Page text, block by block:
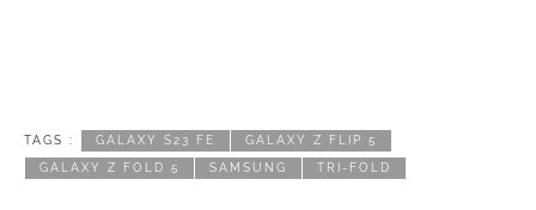
TAGS : GALAXY S23 FE GALAXY Z FLIP 5
GALAXY Z FOLD 5 SAMSUNG TRI-FOLD